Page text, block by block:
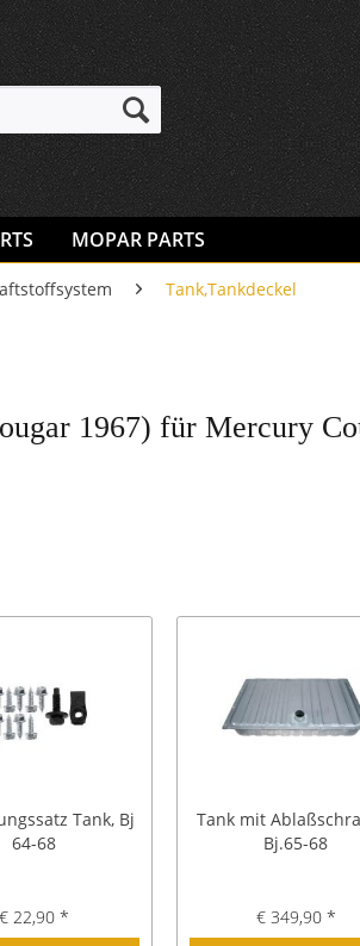
MOPAR PARTS
Tank,Tankdeckel
1967) für Mercury
Tank, Bj
64-68
€ 22,90 *
Tank mit
Bj.65-68
€ 349,90 *